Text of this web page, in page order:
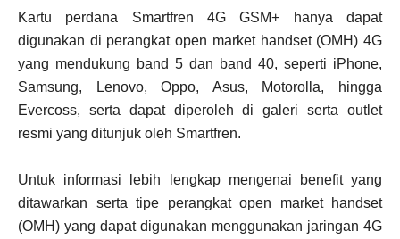
Kartu perdana Smartfren 4G GSM+ hanya dapat
digunakan di perangkat open market handset (OMH) 4G
yang mendukung band 5 dan band 40, seperti iPhone,
Samsung, Lenovo, Oppo, Asus, Motorolla, hingga
Evercoss, serta dapat diperoleh di galeri serta outlet
resmi yang ditunjuk oleh Smartfren.
Untuk informasi lebih lengkap mengenai benefit yang
ditawarkan serta tipe perangkat open market handset
(OMH) yang dapat digunakan menggunakan jaringan 4G